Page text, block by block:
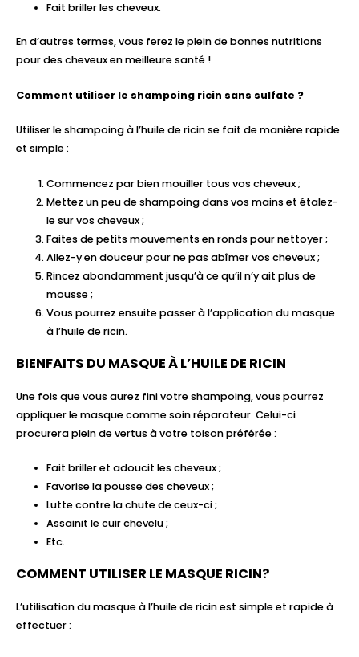
Fait briller les cheveux.
En d’autres termes, vous ferez le plein de bonnes nutritions
pour des cheveux en meilleure santé !
Comment utiliser le shampoing ricin sans sulfate ?
Utiliser le shampoing à l’huile de ricin se fait de manière rapide
et simple :
Commencez par bien mouiller tous vos cheveux ;
Mettez un peu de shampoing dans vos mains et étalez-
le sur vos cheveux ;
Faites de petits mouvements en ronds pour nettoyer ;
Allez-y en douceur pour ne pas abîmer vos cheveux ;
Rincez abondamment jusqu’à ce qu’il n’y ait plus de
mousse ;
Vous pourrez ensuite passer à l’application du masque
à l’huile de ricin.
BIENFAITS DU MASQUE À L’HUILE DE RICIN
Une fois que vous aurez fini votre shampoing, vous pourrez
appliquer le masque comme soin réparateur. Celui-ci
procurera plein de vertus à votre toison préférée :
Fait briller et adoucit les cheveux ;
Favorise la pousse des cheveux ;
Lutte contre la chute de ceux-ci ;
Assainit le cuir chevelu ;
Etc.
COMMENT UTILISER LE MASQUE RICIN?
L’utilisation du masque à l’huile de ricin est simple et rapide à
effectuer :